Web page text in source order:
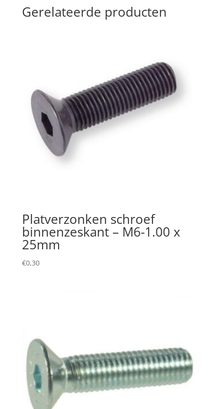
Gerelateerde producten
Platverzonken schroef
binnenzeskant – M6-1.00 x
25mm
€0,30